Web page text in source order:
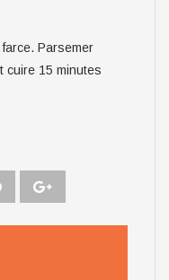
Parsemer
cuire 15 minutes